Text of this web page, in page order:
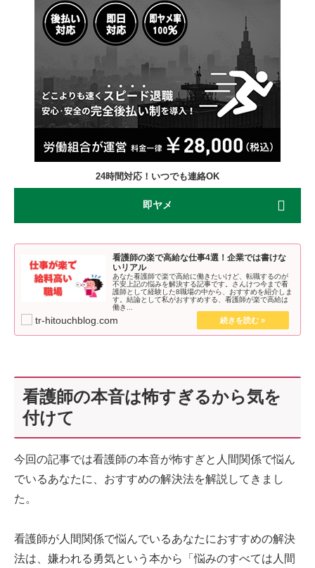
24時間対応！いつでも連絡OK
即ヤメ
看護師の楽で高給な仕事4選！企業では書けな
いリアル
あなた看護師で楽で高給に働きたいけど、転職するのが
不安上記の悩みを解決する記事です。さんけつ今まで看
護師として経験した8職場の中から、おすすめを紹介しま
す。結論として私がおすすめする、看護師が楽で高給は
働き...
tr-hitouchblog.com
看護師の本音は怖すぎるから気を
付けて
今回の記事では看護師の本音が怖すぎと人間関係で悩ん
でいるあなたに、おすすめの解決法を解説してきまし
た。
看護師が人間関係で悩んでいるあなたにおすすめの解決
法は、嫌われる勇気という本から「悩みのすべては人間